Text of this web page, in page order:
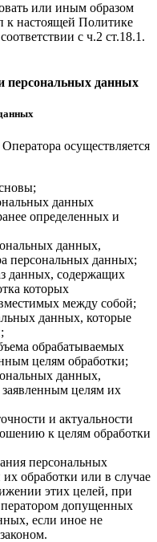
или иным образом
к настоящей Политике
с ч.2 ст.18.1.
персональных данных
осуществляется
данных
определенных и
данных,
персональных данных;
данных, содержащих
которых
между собой;
данных, которые
обрабатываемых
целям обработки;
данных,
целям их
и актуальности
к целям обработки
персональных
обработки или в случае
этих целей, при
допущенных
если иное не